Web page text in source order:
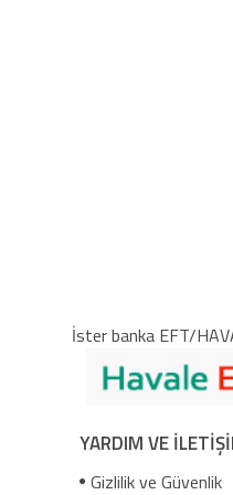
İster banka EFT/
YARDIM VE
Gizlilik ve Güvenlik